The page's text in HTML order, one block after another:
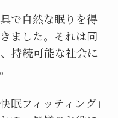
で自然な眠りを得
ました。それは同
持続可能な社会に
眠フィッティング」